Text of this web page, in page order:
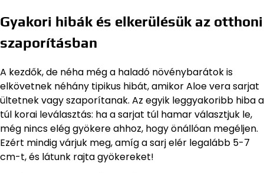
Gyakori hibák és elkerülésük az otthoni
szaporításban
A kezdők, de néha még a haladó növénybarátok is
elkövetnek néhány tipikus hibát, amikor Aloe vera sarjat
ültetnek vagy szaporítanak. Az egyik leggyakoribb hiba a
túl korai leválasztás: ha a sarjat túl hamar választjuk le,
még nincs elég gyökere ahhoz, hogy önállóan megéljen.
Ezért mindig várjuk meg, amíg a sarj elér legalább 5-7
cm-t, és látunk rajta gyökereket!